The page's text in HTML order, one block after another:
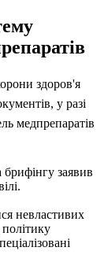
здоров'я
у разі
медпрепаратів
заявив
невластивих